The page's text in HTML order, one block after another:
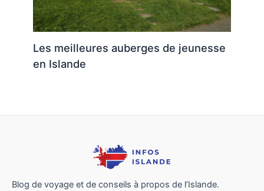
Les meilleures auberges de jeunesse
en Islande
Blog de voyage et de conseils à propos de l’Islande.